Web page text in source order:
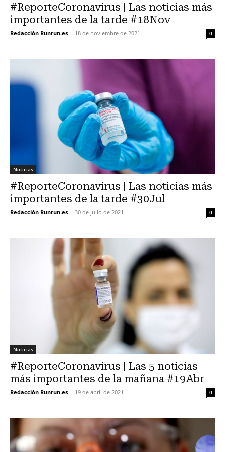
#ReporteCoronavirus | Las noticias más
importantes de la tarde #18Nov
Redacción Runrun.es - 18 de noviembre de 2021 0
Noticias
#ReporteCoronavirus | Las noticias más
importantes de la tarde #30Jul
Redacción Runrun.es - 30 de julio de 2021 0
Noticias
#ReporteCoronavirus | Las 5 noticias
más importantes de la mañana #19Abr
Redacción Runrun.es - 19 de abril de 2021 0